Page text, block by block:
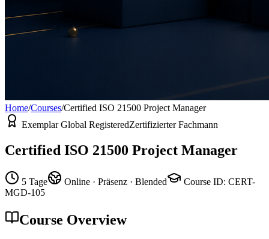
Home/Courses/Certified ISO 21500 Project Manager
Exemplar Global RegisteredZertifizierter Fachmann
Certified ISO 21500 Project Manager
5 Tage Online · Präsenz · Blended Course ID: CERT-
MGD-105
Course Overview